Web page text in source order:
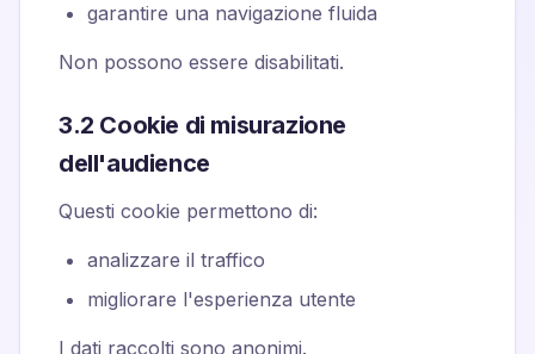
garantire una navigazione fluida
Non possono essere disabilitati.
3.2 Cookie di misurazione
dell'audience
Questi cookie permettono di:
analizzare il traffico
migliorare l'esperienza utente
I dati raccolti sono anonimi.